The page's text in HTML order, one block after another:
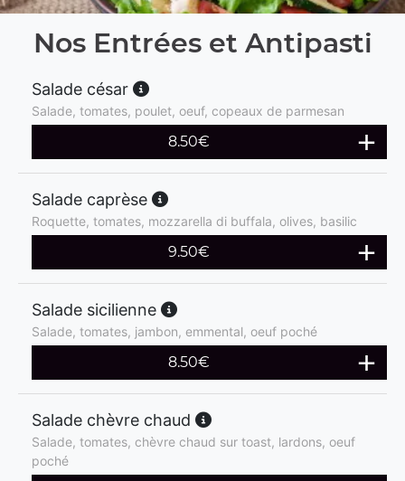
Nos Entrées et Antipasti
Salade césar
Salade, tomates, poulet, oeuf, copeaux de parmesan
8.50€
Salade caprèse
Roquette, tomates, mozzarella di buffala, olives, basilic
9.50€
Salade sicilienne
Salade, tomates, jambon, emmental, oeuf poché
8.50€
Salade chèvre chaud
Salade, tomates, chèvre chaud sur toast, lardons, oeuf
poché